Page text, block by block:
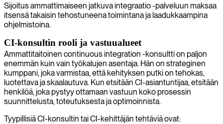
Sijoitus ammattimaiseen jatkuva integraatio -palveluun maksaa
itsensä takaisin tehostuneena toimintana ja laadukkaampina
ohjelmistoina.
CI-konsultin rooli ja vastuualueet
Ammattitaitoinen continuous integration -konsultti on paljon
enemmän kuin vain työkalujen asentaja. Hän on strateginen
kumppani, joka varmistaa, että kehityksen putki on tehokas,
luotettava ja skaalautuva. Kun etsitään CI-asiantuntijaa, etsitään
henkilöä, joka pystyy ottamaan vastuun koko prosessin
suunnittelusta, toteutuksesta ja optimoinnista.
Tyypillisiä CI-konsultin tai CI-kehittäjän tehtäviä ovat: